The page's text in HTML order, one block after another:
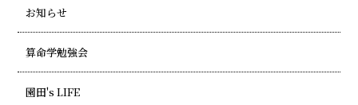
お知らせ
算命学勉強会
園田's LIFE